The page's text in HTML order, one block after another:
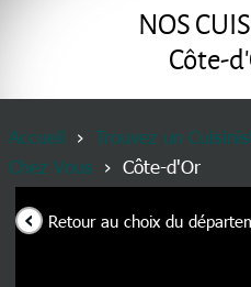
RDV EN
NOS
Côte-
Fil d'Ariane
Accueil
Trouvez un
Chez Vous
Côte-d'Or
Retour au choix du